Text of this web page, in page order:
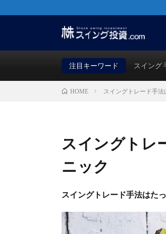
買い時・売り時も徹底検証！
注目キーワード スイング
HOME スイングトレード手
スイングトレ
ニック
スイングトレード手法はた